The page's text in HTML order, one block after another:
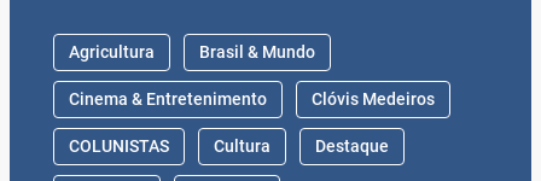
Agricultura Brasil & Mundo
Cinema & Entretenimento Clóvis Medeiros
COLUNISTAS Cultura Destaque